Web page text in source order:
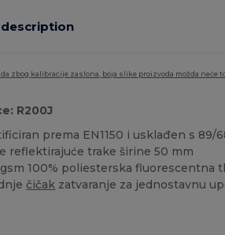
zbog kalibracije zaslona, boja slike proizvoda možda neće
R200J
prema EN1150 i usklađen s 89/
reflektirajuće trake širine 50 mm
100% poliesterska fluorescentna
čičak zatvaranje za jednostavnu